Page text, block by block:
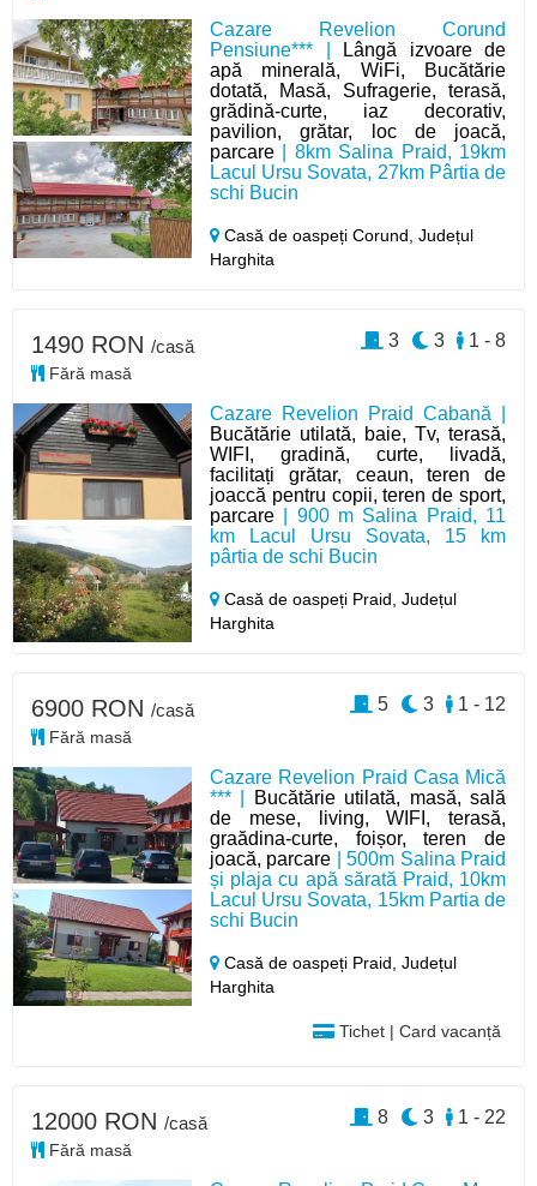
Cazare Revelion Corund
Pensiune*** |
Lângă izvoare de
apă minerală, WiFi, Bucătărie
dotată, Masă, Sufragerie, terasă,
grădină-curte, iaz decorativ,
pavilion, grătar, loc de joacă,
parcare | 8km Salina Praid, 19km
Lacul Ursu Sovata, 27km Pârtia de
schi Bucin
Casă de oaspeți Corund,Județul
Harghita
Cazare Revelion Praid Cabană |
Bucătărie utilată, baie, Tv, terasă,
WIFI, gradină, curte, livadă,
facilitați grătar, ceaun, teren de
joaccă pentru copii, teren de sport,
parcare | 900 m Salina Praid, 11
km Lacul Ursu Sovata, 15 km
pârtia de schi Bucin
Casă de oaspeți Praid,Județul
Harghita
1490 RON /casă
Fără masă
1 - 8
3
3
Cazare Revelion Praid Casa Mică
*** |
Bucătărie utilată, masă, sală
de mese, living, WIFI, terasă,
graădina-curte, foișor, teren de
joacă, parcare | 500m Salina Praid
și plaja cu apă sărată Praid, 10km
Lacul Ursu Sovata, 15km Partia de
schi Bucin
Casă de oaspeți Praid,Județul
Harghita
Tichet | Card vacanță
6900 RON /casă
Fără masă
1 - 12
3
5
12000 RON /casă
Fără masă
1 - 22
3
8